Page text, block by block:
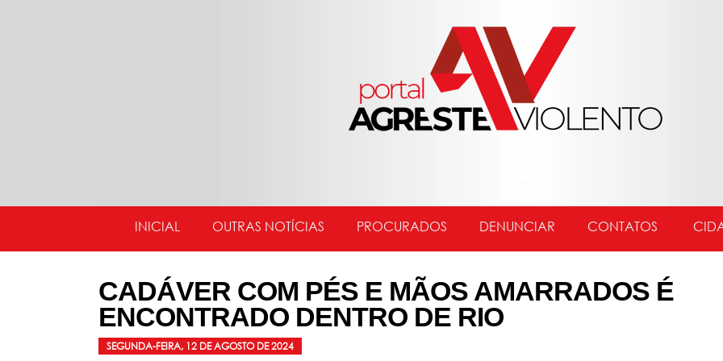
INICIAL OUTRAS NOTÍCIAS PROCURADOS DENUNCIAR CONTATOS
CADÁVER COM PÉS E MÃOS AMARRADOS É
ENCONTRADO DENTRO DE RIO
SEGUNDA-FEIRA, 12 DE AGOSTO DE 2024